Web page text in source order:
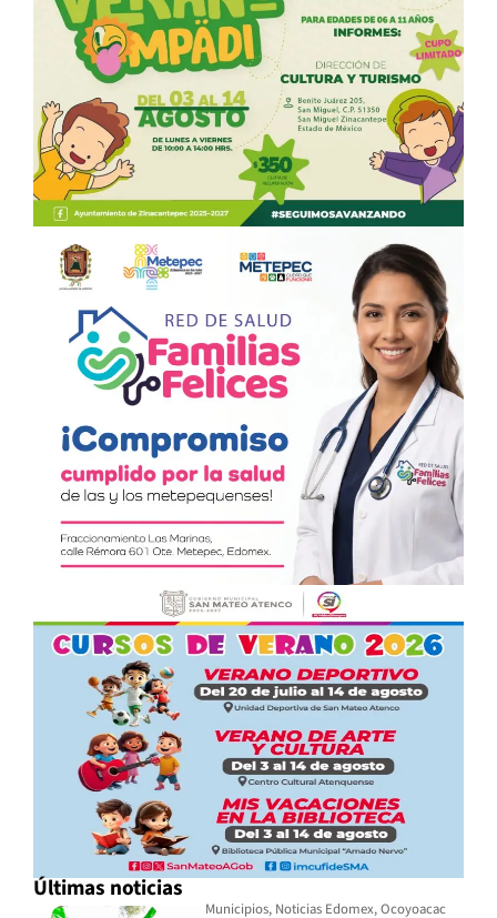
Últimas noticias
Municipios, Noticias Edomex,Ocoyoacac